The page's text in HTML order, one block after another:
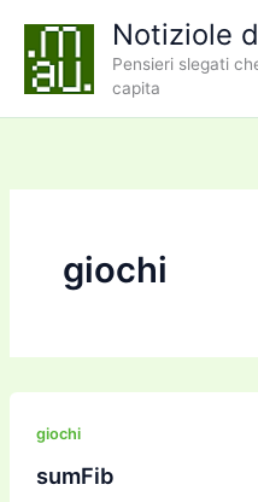
contenuto
Notiziole
Pensieri slegati
capita
giochi
giochi
sumFib